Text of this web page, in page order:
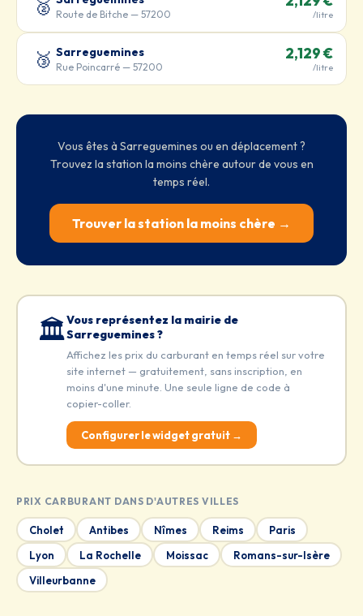
🥈 Route de Bitche — 57200 /litre
🥉 Sarreguemines
Rue Poincarré — 57200
2,129 €
/litre
Vous êtes à Sarreguemines ou en déplacement ?
Trouvez la station la moins chère autour de vous en
temps réel.
Trouver la station la moins chère →
🏛️Vous représentez la mairie de
Sarreguemines ?
Affichez les prix du carburant en temps réel sur votre
site internet — gratuitement, sans inscription, en
moins d'une minute. Une seule ligne de code à
copier-coller.
Configurer le widget gratuit →
PRIX CARBURANT DANS D'AUTRES VILLES
Cholet Antibes Nîmes Reims
Paris
Lyon
La Rochelle Moissac
Romans-sur-Isère
Villeurbanne